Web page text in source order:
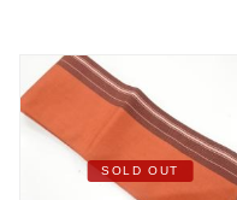
SOLD OUT